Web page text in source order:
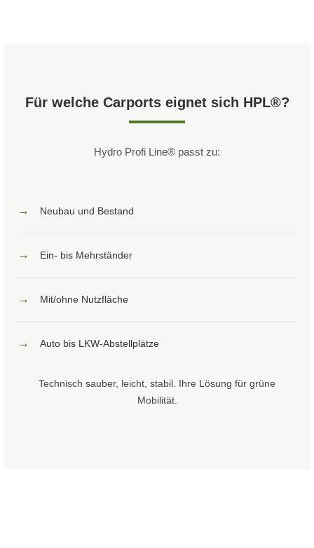
Für welche Carports eignet sich HPL®?
Hydro Profi Line® passt zu:
→ Neubau und Bestand
→ Ein- bis Mehrständer
→ Mit/ohne Nutzfläche
→ Auto bis LKW-Abstellplätze
Technisch sauber, leicht, stabil. Ihre Lösung für grüne
Mobilität.